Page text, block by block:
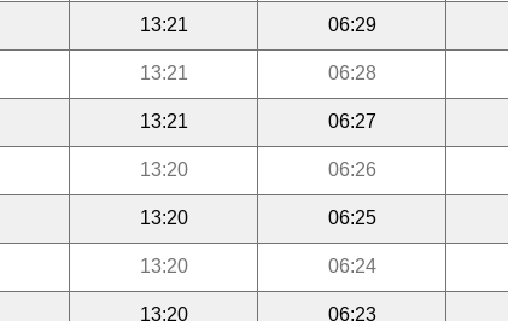
06:29
13:21
06:28
13:21
06:27
13:21
06:26
13:20
06:25
13:20
06:24
13:20
06:23
13:20